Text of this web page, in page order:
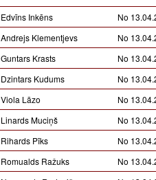
Edvīns Inkēns
No
Andrejs Klementjevs
No
Guntars Krasts
No
Dzintars Kudums
No
Viola Lāzo
No
Linards Muciņš
No
Rihards Pīks
No
Romualds Ražuks
No